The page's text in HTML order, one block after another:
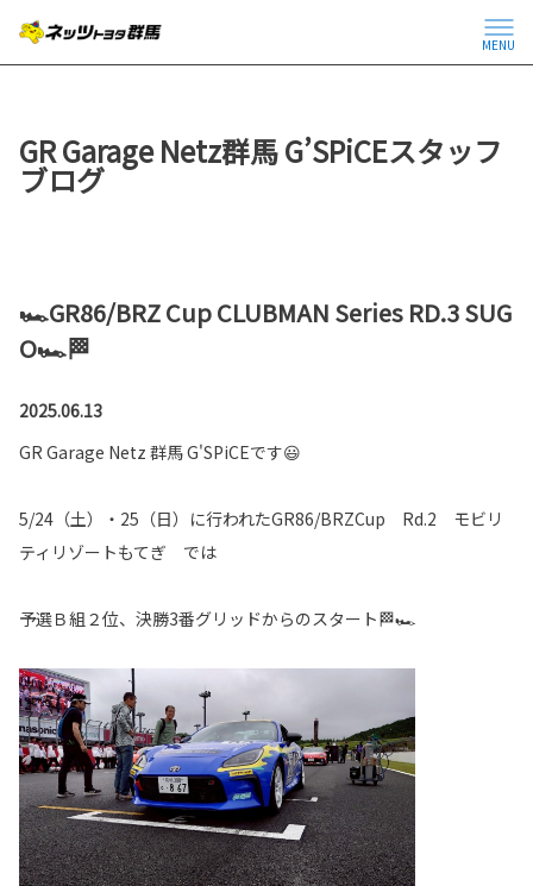
MENU
GR Garage Netz群馬 G’SPiCEスタッフ
ブログ
🏎️GR86/BRZ Cup CLUBMAN Series RD.3 SUG
O🏎️🏁
2025.06.13
GR Garage Netz 群馬 G'SPiCEです😃
5/24（土）・25（日）に行われたGR86/BRZCup Rd.2 モビリ
ティリゾートもてぎ では
予選Ｂ組２位、決勝3番グリッドからのスタート🏁🏎️